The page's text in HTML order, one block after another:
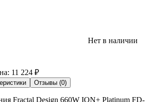
Нет в наличии
11 224 ₽
Отзывы (0)
Fractal Design 660W ION+ Platinum FD-